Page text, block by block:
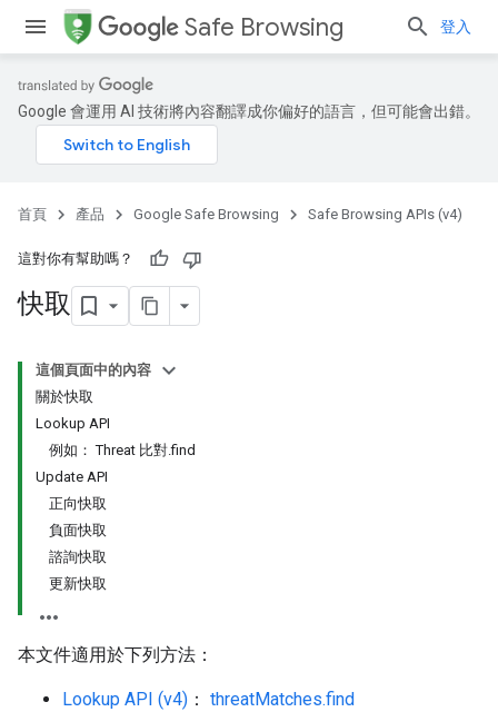
Safe Browsing 登入
Google 會運用 AI 技術將內容翻譯成你偏好的語言，但可能會出錯。
首頁 產品 Google Safe Browsing Safe Browsing APIs (v4)
這對你有幫助嗎？
快取
這個頁面中的內容
關於快取
Lookup API
例如： Threat 比對.find
Update API
正向快取
負面快取
諮詢快取
更新快取
本文件適用於下列方法：
Lookup API (v4) ： threatMatches.find